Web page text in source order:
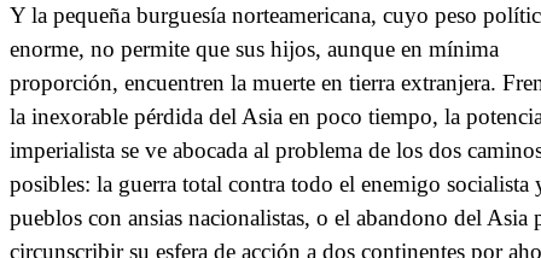
Y la pequeña burguesía norteamericana, cuyo peso
enorme, no permite que sus hijos, aunque en mínima
proporción, encuentren la muerte en tierra extranjera.
la inexorable pérdida del Asia en poco tiempo, la
imperialista se ve abocada al problema de los dos
posibles: la guerra total contra todo el enemigo socialista
pueblos con ansias nacionalistas, o el abandono del Asia
circunscribir su esfera de acción a dos continentes por